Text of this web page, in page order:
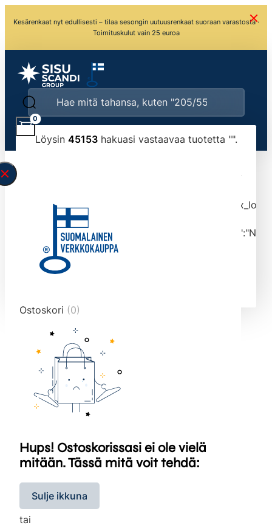
Kesärenkaat nyt edullisesti – tilaa sesongin uutuusrenkaat suoraan varastosta ·
Toimituskulut vain 25 euroa
Löysin 45153hakuasi vastaavaa tuotetta "".
typed the search query correctly.<br>Currently
tmlmvi","meta_query":
data-original-query-vars="[]" data-page="1"
data-max-pages="4516" data-start="1" data-
end="10">
0
Ostoskori (0)
Hups! Ostoskorissasi ei ole vielä
mitään. Tässä mitä voit tehdä:
Sulje ikkuna
tai